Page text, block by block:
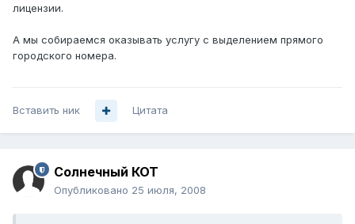
лицензии.
А мы собираемся оказывать услугу с выделением прямого
городского номера.
Вставить ник Цитата
Солнечный КОТ
Опубликовано 25 июля, 2008